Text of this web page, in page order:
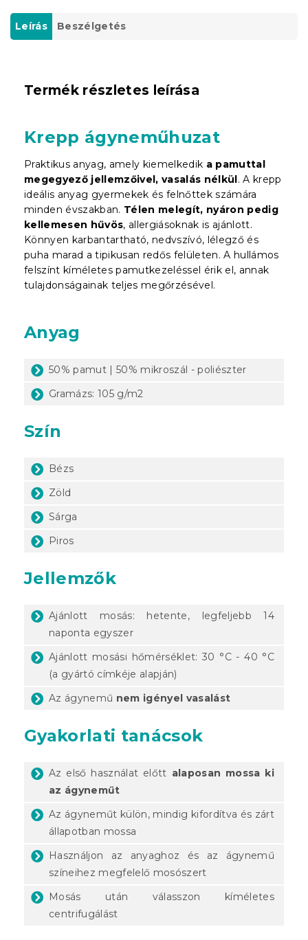
Leírás Beszélgetés
Termék részletes leírása
Krepp ágyneműhuzat
Praktikus anyag, amely kiemelkedik a pamuttal
megegyező jellemzőivel, vasalás nélkül. A krepp
ideális anyag gyermekek és felnőttek számára
minden évszakban. Télen melegít, nyáron pedig
kellemesen hűvös, allergiásoknak is ajánlott.
Könnyen karbantartható, nedvszívó, lélegző és
puha marad a tipikusan redős felületen. A hullámos
felszínt kíméletes pamutkezeléssel érik el, annak
tulajdonságainak teljes megőrzésével.
Anyag
50% pamut | 50% mikroszál - poliészter
Gramázs: 105 g/m2
Szín
Bézs
Zöld
Sárga
Piros
Jellemzők
Ajánlott mosás: hetente, legfeljebb 14
naponta egyszer
Ajánlott mosási hőmérséklet: 30 °C - 40 °C
(a gyártó címkéje alapján)
Az ágynemű nem igényel vasalást
Gyakorlati tanácsok
Az első használat előtt alaposan mossa ki
az ágyneműt
Az ágyneműt külön, mindig kifordítva és zárt
állapotban mossa
Használjon az anyaghoz és az ágynemű
színeihez megfelelő mosószert
Mosás után válasszon kíméletes
centrifugálást